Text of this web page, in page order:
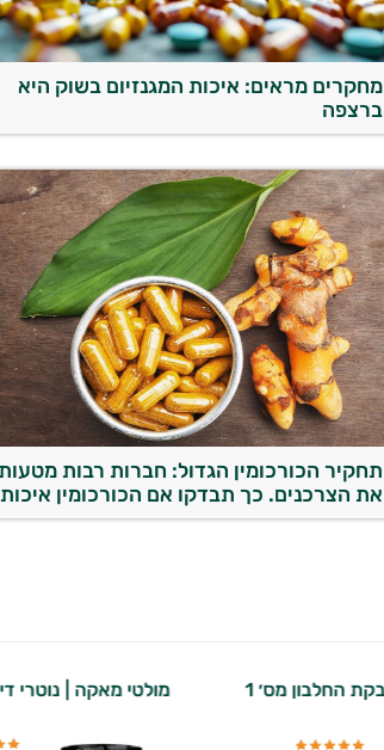
מחקרים מראים: איכות המגנזיום בשוק היא
ברצפה
תחקיר הכורכומין הגדול: חברות רבות מטעות
את הצרכנים. כך תבדקו אם הכורכומין
אלפא ALFA - אבקת החלבון מס׳ 1
מולטי מאקה | נוטרי די